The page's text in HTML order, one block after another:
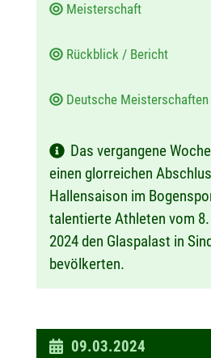
Meisterschaft
Rückblick / Bericht
Deutsche Meisterschaften
Das vergangene
einen glorreichen
Hallensaison im
talentierte Athleten vom
2024 den Glaspalast in
bevölkerten.
D
09.03.2024